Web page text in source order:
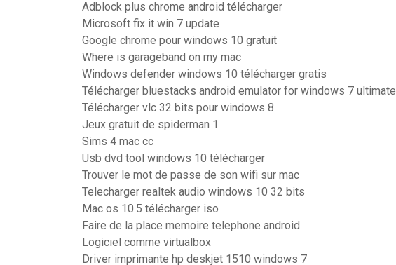
Adblock plus chrome android télécharger
Microsoft fix it win 7 update
Google chrome pour windows 10 gratuit
Where is garageband on my mac
Windows defender windows 10 télécharger gratis
Télécharger bluestacks android emulator for windows 7 ultimate
Télécharger vlc 32 bits pour windows 8
Jeux gratuit de spiderman 1
Sims 4 mac cc
Usb dvd tool windows 10 télécharger
Trouver le mot de passe de son wifi sur mac
Telecharger realtek audio windows 10 32 bits
Mac os 10.5 télécharger iso
Faire de la place memoire telephone android
Logiciel comme virtualbox
Driver imprimante hp deskjet 1510 windows 7